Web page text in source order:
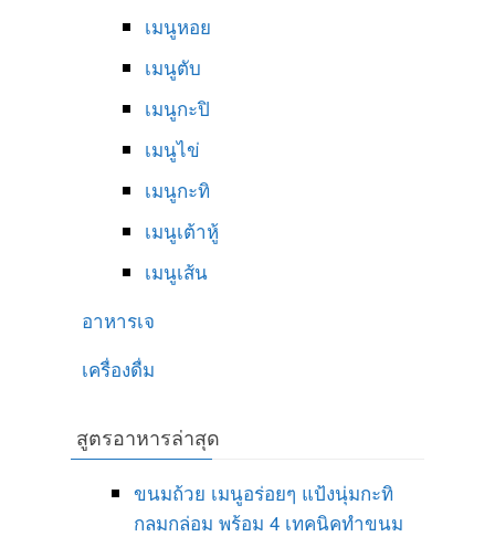
เมนูหอย
เมนูตับ
เมนูกะปิ
เมนูไข่
เมนูกะทิ
เมนูเต้าหู้
เมนูเส้น
อาหารเจ
เครื่องดื่ม
สูตรอาหารล่าสุด
ขนมถ้วย เมนูอร่อยๆ แป้งนุ่มกะทิ
กลมกล่อม พร้อม 4 เทคนิคทำขนม